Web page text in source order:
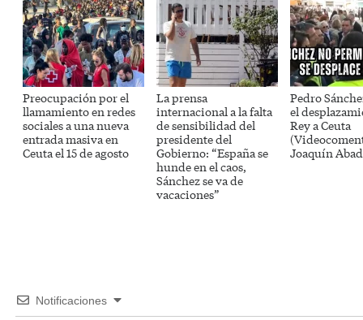
Preocupación por el
llamamiento en redes
sociales a una nueva
entrada masiva en
Ceuta el 15 de agosto
La prensa
internacional a la falta
de sensibilidad del
presidente del
Gobierno: “España se
hunde en el caos,
Sánchez se va de
vacaciones”
Pedro
el
Rey a Ceuta
Joaquín
Notificaciones